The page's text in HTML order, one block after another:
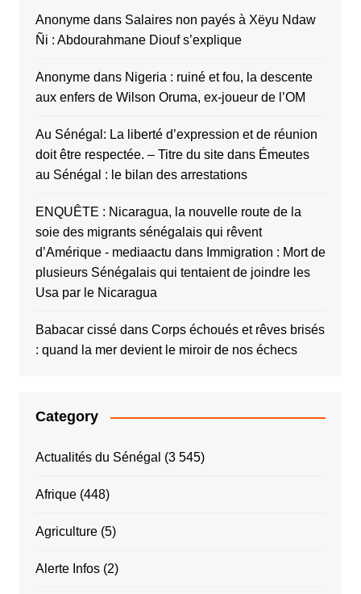
Anonymedans Salaires non payés à Xëyu Ndaw
Ñi : Abdourahmane Diouf s’explique
Anonymedans Nigeria : ruiné et fou, la descente
aux enfers de Wilson Oruma, ex-joueur de l’OM
Au Sénégal: La liberté d’expression et de réunion
doit être respectée. – Titre du sitedans Émeutes
au Sénégal : le bilan des arrestations
ENQUÊTE : Nicaragua, la nouvelle route de la
soie des migrants sénégalais qui rêvent
d’Amérique - mediaactu dans Immigration : Mort de
plusieurs Sénégalais qui tentaient de joindre les
Usa par le Nicaragua
Babacar cissédans Corps échoués et rêves brisés
: quand la mer devient le miroir de nos échecs
Category
Actualités du Sénégal (3 545)
Afrique(448)
Agriculture(5)
Alerte Infos(2)